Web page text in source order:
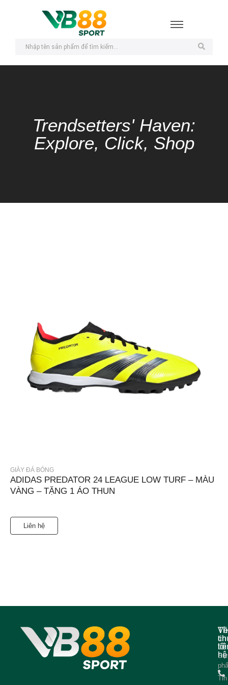
Trendsetters' Haven:
Explore, Click, Shop
GIÀY ĐÁ BÓNG
ADIDAS PREDATOR 24 LEAGUE LOW TURF – MÀU
VÀNG – TẶNG 1 ÁO THUN
Liên hệ
Về
tôi
Tin
tin
hệ